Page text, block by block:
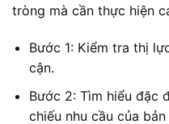
tròng mà cần thực hiện
Bước 1: Kiểm tra thị
cận.
Bước 2: Tìm hiểu đặc
chiếu nhu cầu của